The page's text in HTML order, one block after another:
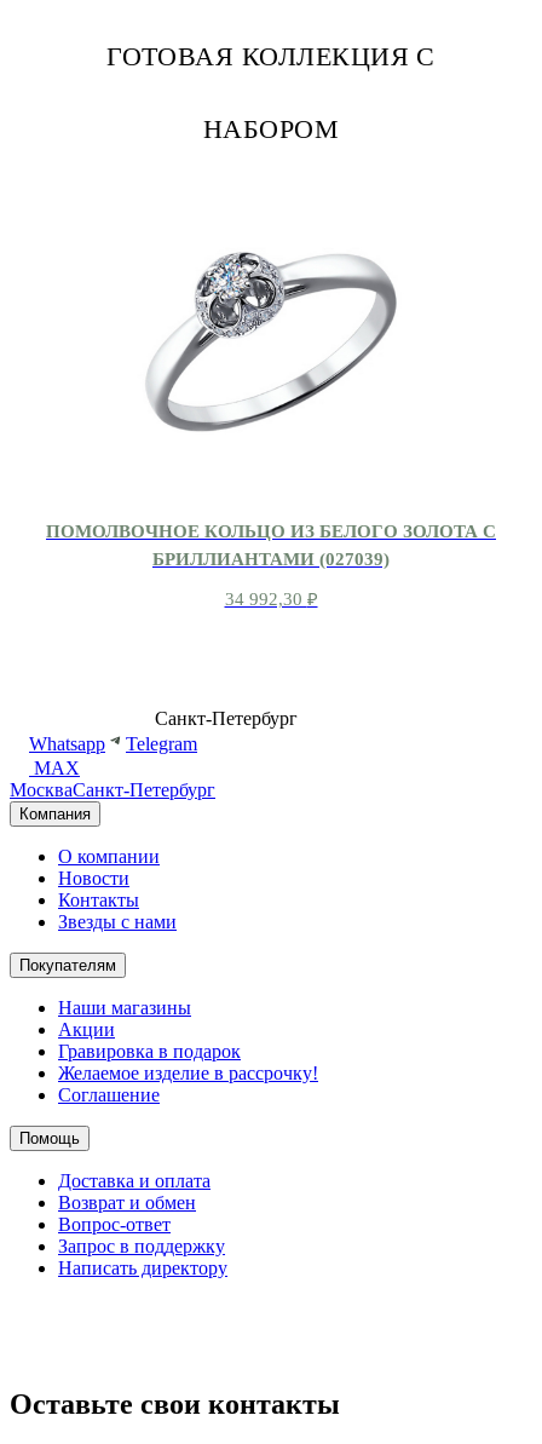
ГОТОВАЯ КОЛЛЕКЦИЯ С
НАБОРОМ
ПОМОЛВОЧНОЕ КОЛЬЦО ИЗ БЕЛОГО ЗОЛОТА С
БРИЛЛИАНТАМИ (027039)
34 992,30 ₽
Санкт-Петербург
Whatsapp
Telegram
MAX
МоскваСанкт-Петербург
Компания
О компании
Новости
Контакты
Звезды с нами
Покупателям
Наши магазины
Акции
Гравировка в подарок
Желаемое изделие в рассрочку!
Соглашение
Помощь
Доставка и оплата
Возврат и обмен
Вопрос-ответ
Запрос в поддержку
Написать директору
Оставьте свои контакты